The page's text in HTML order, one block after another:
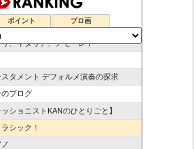
ポイント ブロ画
くへ来たもんだ
サート・レッスンいたします
、イタリア、アモーレ！
スタメント デフォルメ演奏の探求
のブログ
ッショニストKANのひとりごと】
シック！